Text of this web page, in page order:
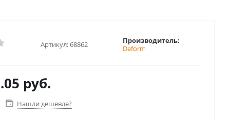
Артикул:68862
Производитель:
Deform
руб.
Нашли дешевле?